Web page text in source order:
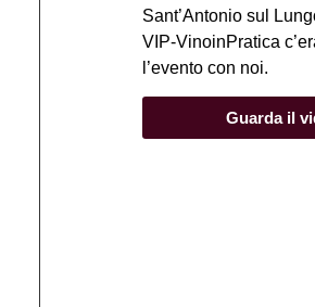
Sant’Antonio sul
VIP-VinoinPratica
l’evento con noi.
Guarda il